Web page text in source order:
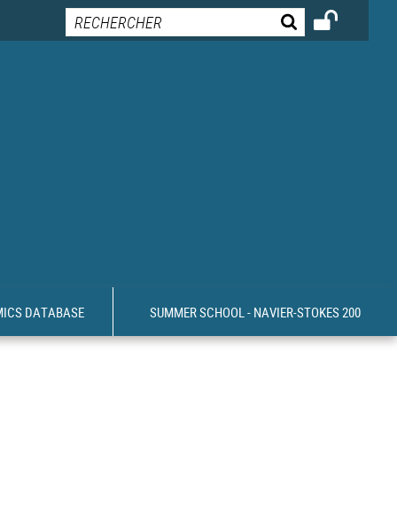
DATABASE SUMMER SCHOOL - NAVIER-STOKES 200